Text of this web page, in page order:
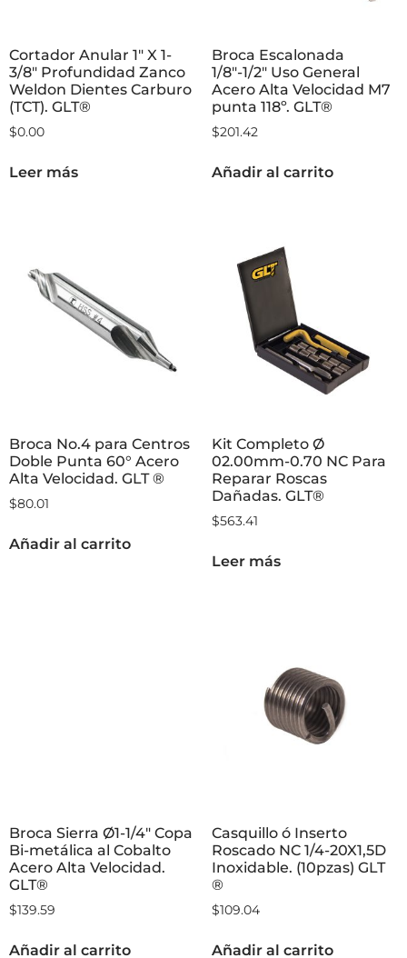
Cortador Anular 1″ X 1-
3/8″ Profundidad Zanco
Weldon Dientes Carburo
(TCT). GLT®
$0.00
Leer más
Broca Escalonada
1/8″-1/2″ Uso General
Acero Alta Velocidad M7
punta 118º. GLT®
$201.42
Añadir al carrito
Broca No.4 para Centros
Doble Punta 60° Acero
Alta Velocidad. GLT ®
$80.01
Añadir al carrito
Kit Completo Ø
02.00mm-0.70 NC Para
Reparar Roscas
Dañadas. GLT®
$563.41
Leer más
Broca Sierra Ø1-1/4″ Copa
Bi-metálica al Cobalto
Acero Alta Velocidad.
GLT®
$139.59
Añadir al carrito
Casquillo ó Inserto
Roscado NC 1/4-20X1,5D
Inoxidable. (10pzas) GLT
®
$109.04
Añadir al carrito